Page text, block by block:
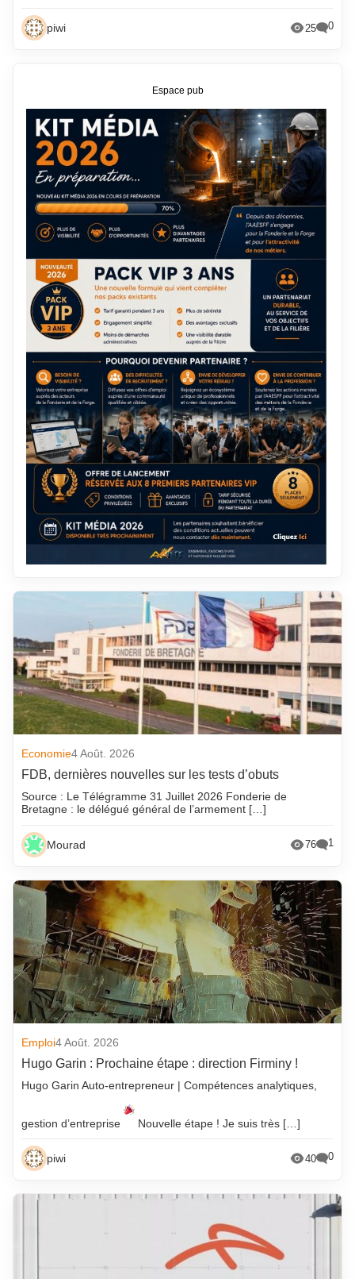
piwi 25 0
Economie4 Août. 2026
FDB, dernières nouvelles sur les tests d’obuts
Source : Le Télégramme 31 Juillet 2026 Fonderie de
Bretagne : le délégué général de l’armement […]
Mourad 76 1
Emploi4 Août. 2026
Hugo Garin : Prochaine étape : direction Firminy !
Hugo Garin Auto-entrepreneur | Compétences analytiques,
gestion d’entreprise Nouvelle étape ! Je suis très […]
piwi 40 0
Espace pub